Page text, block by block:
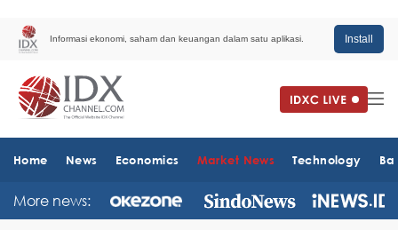
Informasi ekonomi, saham dan keuangan dalam satu aplikasi. Install
Home News Economics Market News Technology
More news: